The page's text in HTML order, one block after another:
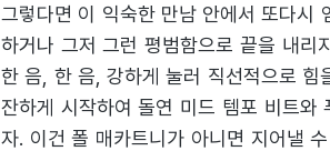
그렇다면 이 익숙한 만남 안에서 또다시
하거나 그저 그런 평범함으로 끝을 내리
한 음, 한 음, 강하게 눌러 직선적으로
잔하게 시작하여 돌연 미드 템포 비트와
자. 이건 폴 매카트니가 아니면 지어낼